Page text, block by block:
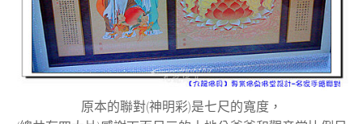
原本的聯對(神明彩)是七尺的寬度，